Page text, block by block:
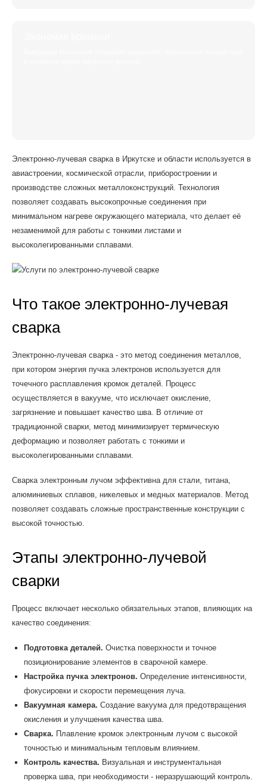
Электронно-лучевая сварка в Иркутске и области используется в
авиастроении, космической отрасли, приборостроении и
производстве сложных металлоконструкций. Технология
позволяет создавать высокопрочные соединения при
минимальном нагреве окружающего материала, что делает её
незаменимой для работы с тонкими листами и
высоколегированными сплавами.
Что такое электронно-лучевая
сварка
Электронно-лучевая сварка - это метод соединения металлов,
при котором энергия пучка электронов используется для
точечного расплавления кромок деталей. Процесс
осуществляется в вакууме, что исключает окисление,
загрязнение и повышает качество шва. В отличие от
традиционной сварки, метод минимизирует термическую
деформацию и позволяет работать с тонкими и
высоколегированными сплавами.
Сварка электронным лучом эффективна для стали, титана,
алюминиевых сплавов, никелевых и медных материалов. Метод
позволяет создавать сложные пространственные конструкции с
высокой точностью.
Этапы электронно-лучевой
сварки
Процесс включает несколько обязательных этапов, влияющих на
качество соединения:
Подготовка деталей. Очистка поверхности и точное
позиционирование элементов в сварочной камере.
Настройка пучка электронов. Определение интенсивности,
фокусировки и скорости перемещения луча.
Вакуумная камера. Создание вакуума для предотвращения
окисления и улучшения качества шва.
Сварка. Плавление кромок электронным лучом с высокой
точностью и минимальным тепловым влиянием.
Контроль качества. Визуальная и инструментальная
проверка шва, при необходимости - неразрушающий контроль.